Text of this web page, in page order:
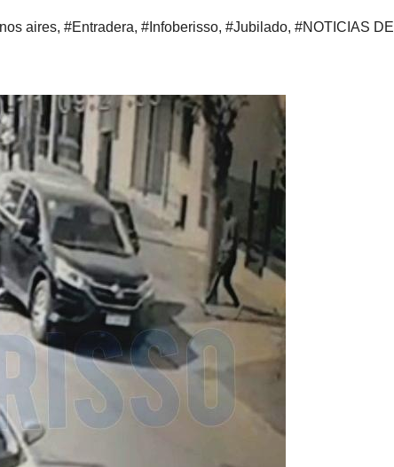
aires, #Entradera, #Infoberisso, #Jubilado, #NOTICIAS DE